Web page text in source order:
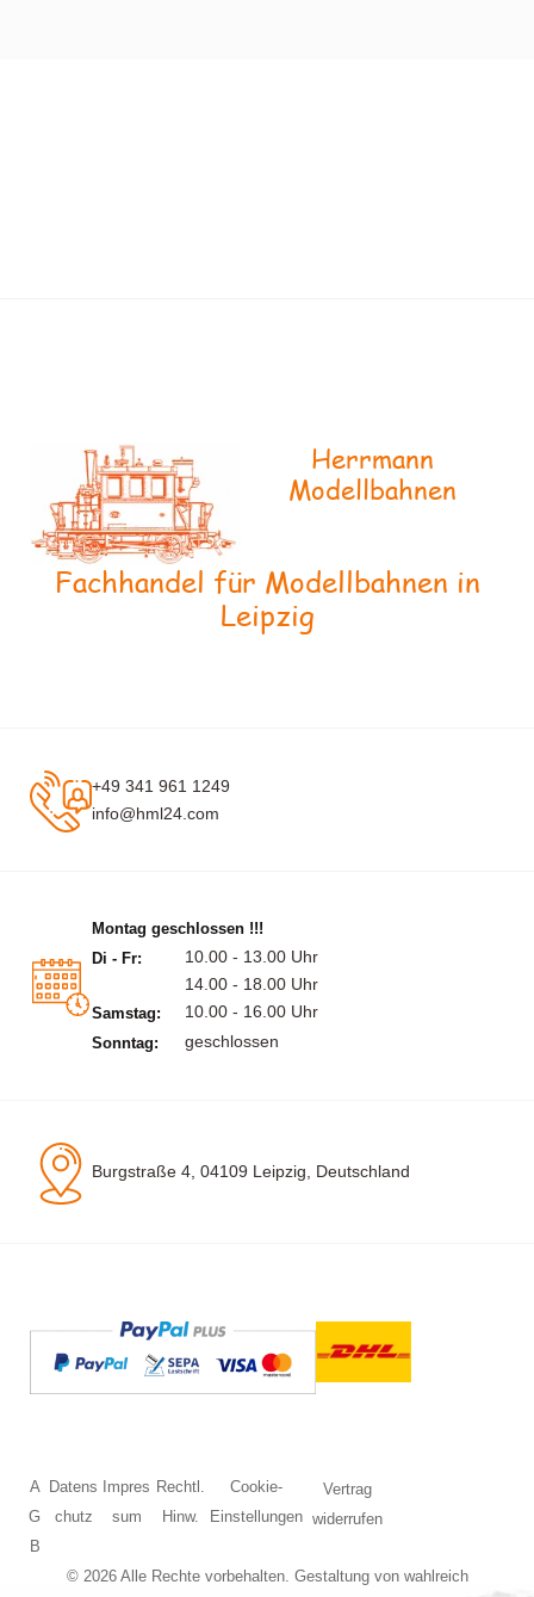
Herrmann
Modellbahnen
Fachhandel für Modellbahnen in
Leipzig
+49 341 961 1249
info@hml24.com
Montag geschlossen !!!
Di - Fr:
10.00 - 13.00 Uhr
14.00 - 18.00 Uhr
Samstag: 10.00 - 16.00 Uhr
Sonntag: geschlossen
Burgstraße 4, 04109 Leipzig, Deutschland
© 2026 Alle Rechte vorbehalten. Gestaltung von wahlreich
A
G
B
Datens
chutz
Impres
sum
Rechtl.
Hinw.
Cookie-
Einstellungen
Vertrag
widerrufen